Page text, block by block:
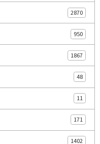
2870
950
1867
48
11
171
1402